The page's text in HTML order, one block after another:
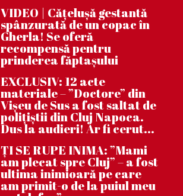
VIDEO | Căţeluşă gestantă
spânzurată de un copac în
Gherla! Se oferă
recompensă pentru
prinderea făptaşului
EXCLUSIV: 12 acte
materiale – ”Doctore” din
Vișeu de Sus a fost saltat de
polițiștii din Cluj Napoca.
Dus la audieri! Ar fi cerut...
ȚI SE RUPE INIMA: ”Mami
am plecat spre Cluj” – a fost
ultima inimioară pe care
am primit-o de la puiul meu